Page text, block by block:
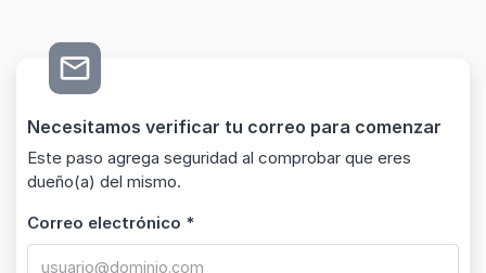
mail_outline
Necesitamos verificar tu correo para comenzar
Este paso agrega seguridad al comprobar que eres
dueño(a) del mismo.
Correo electrónico *